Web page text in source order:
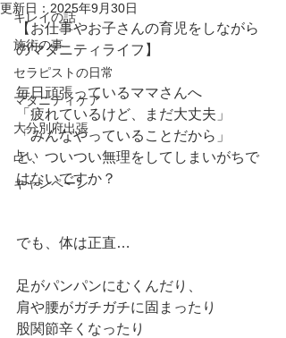
キレイの話
施術の事
セラピストの日常
マタニティケア
大分別府出張
占い
キャンペーン
更新日： 2025年9月30日
【お仕事やお子さんの育児をしながら
のマタニティライフ】
毎日頑張っているママさんへ
「疲れているけど、まだ大丈夫」
「みんなやっていることだから」
と、ついつい無理をしてしまいがちで
はないですか？
でも、体は正直…
足がパンパンにむくんだり、
肩や腰がガチガチに固まったり
股関節辛くなったり